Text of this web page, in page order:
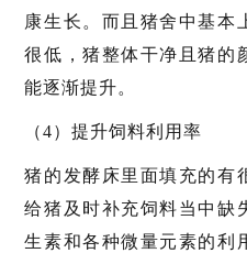
康生长。而且猪舍中基本
很低，猪整体干净且猪的
能逐渐提升。
（4）提升饲料利用率
猪的发酵床里面填充的有
给猪及时补充饲料当中缺
生素和各种微量元素的利